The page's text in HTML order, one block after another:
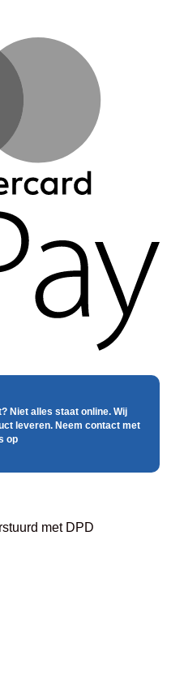
Niet alles staat online. Wij
leveren. Neem contact met
op
met DPD